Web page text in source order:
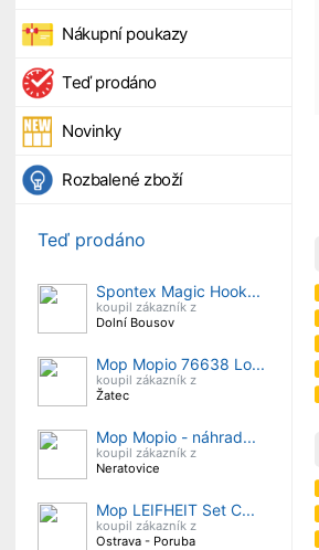
Nákupní poukazy
Teď prodáno
Novinky
Rozbalené zboží
Teď prodáno
Spontex Magic Hook...
koupil zákazník z
Dolní Bousov
Mop Mopio 76638 Lo...
koupil zákazník z
Žatec
Mop Mopio - náhrad...
koupil zákazník z
Neratovice
Mop LEIFHEIT Set C...
koupil zákazník z
Ostrava - Poruba